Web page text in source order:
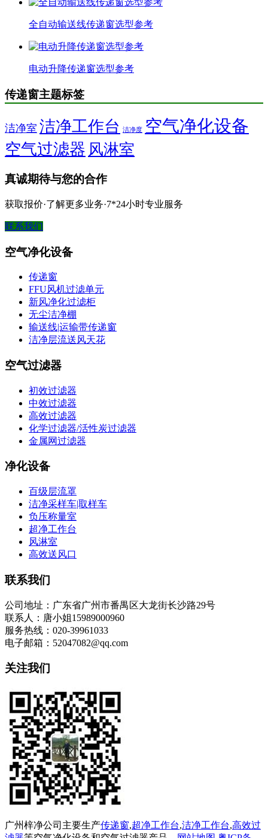
全自动输送线传递窗选型参考
电动升降传递窗选型参考
传递窗主题标签
洁净室 洁净工作台 洁净度 空气净化设备
空气过滤器 风淋室
真诚期待与您的合作
获取报价·了解更多业务·7*24小时专业服务
联系我们
空气净化设备
传递窗
FFU风机过滤单元
新风净化过滤柜
无尘洁净棚
输送线|运输带传递窗
洁净层流送风天花
空气过滤器
初效过滤器
中效过滤器
高效过滤器
化学过滤器/活性炭过滤器
金属网过滤器
净化设备
百级层流罩
洁净采样车|取样车
负压称量室
超净工作台
风淋室
高效送风口
联系我们
公司地址：广东省广州市番禺区大龙街长沙路29号
联系人：唐小姐15989000960
服务热线：020-39961033
电子邮箱：52047082@qq.com
关注我们
广州梓净公司主要生产传递窗,超净工作台,洁净工作台,高效过